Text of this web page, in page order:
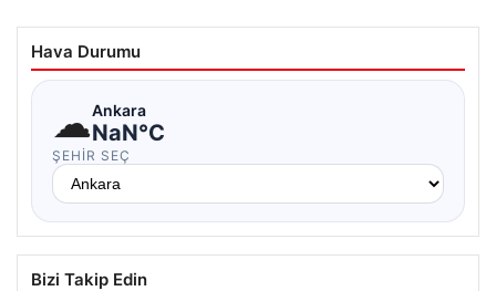
Hava Durumu
☁Ankara
NaN°C
ŞEHIR SEÇ
Bizi Takip Edin